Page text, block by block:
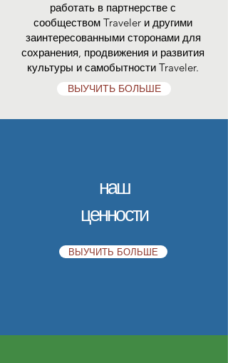
работать в партнерстве с
сообществом Traveler и другими
заинтересованными сторонами для
сохранения, продвижения и развития
культуры и самобытности Traveler.
ВЫУЧИТЬ БОЛЬШЕ
наш
ценности
ВЫУЧИТЬ БОЛЬШЕ